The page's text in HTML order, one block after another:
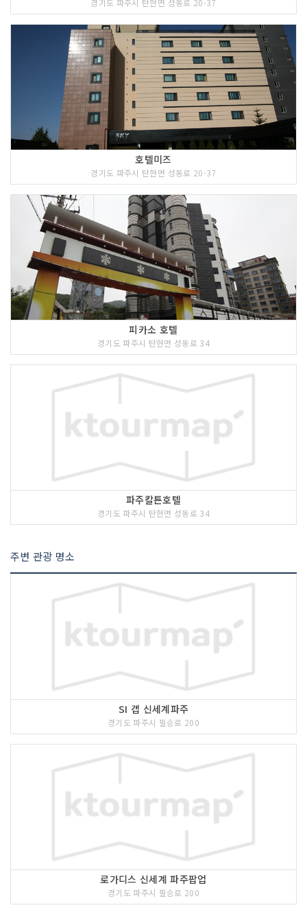
경기도 파주시 탄현면 성동로 20-37
호텔미즈
경기도 파주시 탄현면 성동로 20-37
피카소 호텔
경기도 파주시 탄현면 성동로 34
파주칼튼호텔
경기도 파주시 탄현면 성동로 34
주변 관광 명소
SI 갭 신세계파주
경기도 파주시 필승로 200
로가디스 신세계 파주팝업
경기도 파주시 필승로 200